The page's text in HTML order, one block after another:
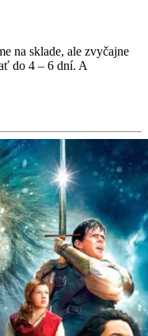
na sklade, ale zvyčajne
do 4 – 6 dní. A